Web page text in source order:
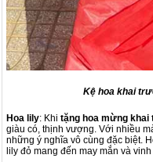
Kệ hoa khai
Hoa lily: Khi tặng hoa mừng
giàu có, thịnh vượng. Với nhiều
những ý nghĩa vô cùng đặc biệt.
lily đỏ mang đến may mắn và vinh